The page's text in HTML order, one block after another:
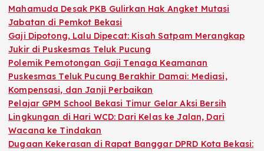
o
r
:
Mahamuda Desak PKB Gulirkan Hak Angket Mutasi
Jabatan di Pemkot Bekasi
Gaji Dipotong, Lalu Dipecat: Kisah Satpam Merangkap
Jukir di Puskesmas Teluk Pucung
Polemik Pemotongan Gaji Tenaga Keamanan
Puskesmas Teluk Pucung Berakhir Damai: Mediasi,
Kompensasi, dan Janji Perbaikan
Pelajar GPM School Bekasi Timur Gelar Aksi Bersih
Lingkungan di Hari WCD: Dari Kelas ke Jalan, Dari
Wacana ke Tindakan
Dugaan Kekerasan di Rapat Banggar DPRD Kota Bekasi: